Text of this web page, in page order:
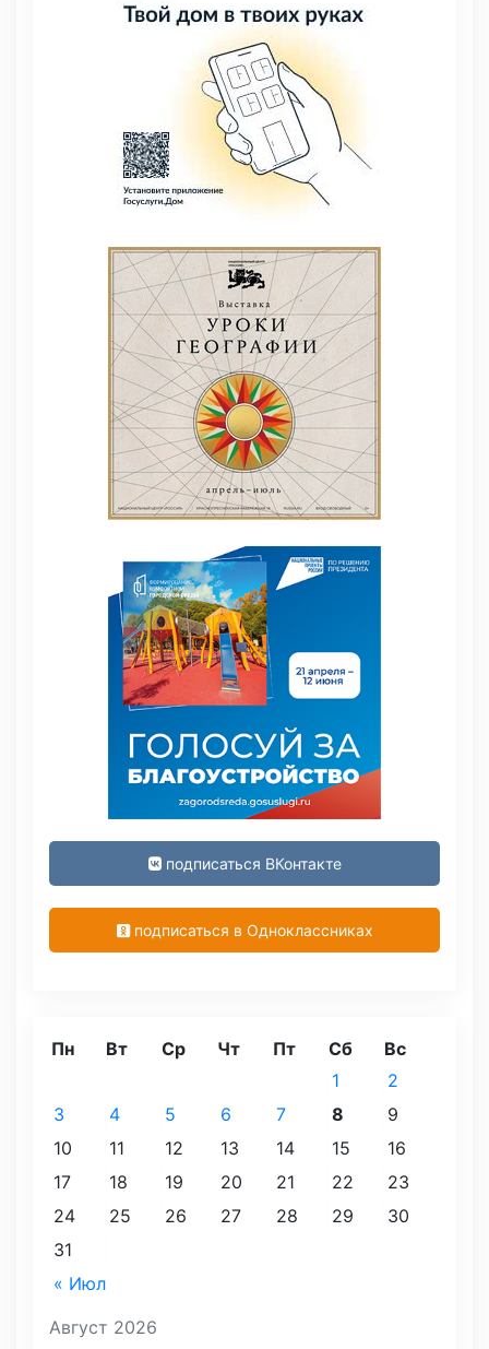
подписаться ВКонтакте
подписаться в Одноклассниках
Август 2026
Пн Вт Ср Чт Пт Сб Вс
« Июл
1
2
3
4 5 6 7 8
9
10
11 12 13 14 15
16
17
18 19 20 21 22
23
24
25 26 27 28 29
30
31